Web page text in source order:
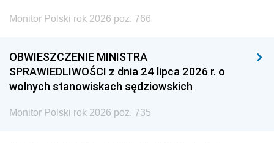
Monitor Polski rok 2026 poz. 766
OBWIESZCZENIE MINISTRA
SPRAWIEDLIWOŚCI z dnia 24 lipca 2026 r. o
wolnych stanowiskach sędziowskich
Monitor Polski rok 2026 poz. 735